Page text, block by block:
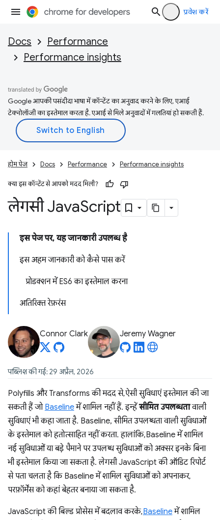
प्रवेश करें
Docs
Performance
Performance insights
Google आपकी पसंदीदा भाषा में कॉन्टेंट का अनुवाद करने के लिए, एआई
टेक्नोलॉजी का इस्तेमाल करता है. एआई से मिले अनुवादों में गलतियां हो सकती हैं.
होम पेज Docs Performance Performance insights
क्या इस कॉन्टेंट से आपको मदद मिली?
लेगसी JavaScript
इस पेज पर, यह जानकारी उपलब्ध है
इस अहम जानकारी को कैसे पास करें
प्रोडक्शन में ES6 का इस्तेमाल करना
अतिरिक्त रेफ़रंस
Connor Clark Jeremy Wagner
पब्लिश की गई: 29 अप्रैल, 2026
Polyfills और Transforms की मदद से, ऐसी सुविधाएं इस्तेमाल की जा
सकती हैं जो Baselineमें शामिल नहीं हैं. इन्हें सीमित उपलब्धतावाली
सुविधाएं भी कहा जाता है. Baseline, सीमित उपलब्धता वाली सुविधाओं
के इस्तेमाल को हतोत्साहित नहीं करता. हालांकि, Baseline में शामिल
नई सुविधाओं या बड़े पैमाने पर उपलब्ध सुविधाओं को अक्सर इनके बिना
भी इस्तेमाल किया जा सकता है. लेगसी JavaScript की ऑडिट रिपोर्ट
से पता चलता है कि Baseline में शामिल सुविधाओं को अपनाकर,
परफ़ॉर्मेंस को कहां बेहतर बनाया जा सकता है.
JavaScript की बिल्ड प्रोसेस में बदलाव करके,Baselineमें शामिल